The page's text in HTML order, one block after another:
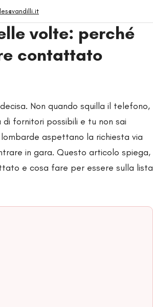
volte: perché
contattato
Non quando squilla il telefono,
fornitori possibili e tu non sai
aspettano la richiesta via
in gara. Questo articolo spiega,
e cosa fare per essere sulla lista